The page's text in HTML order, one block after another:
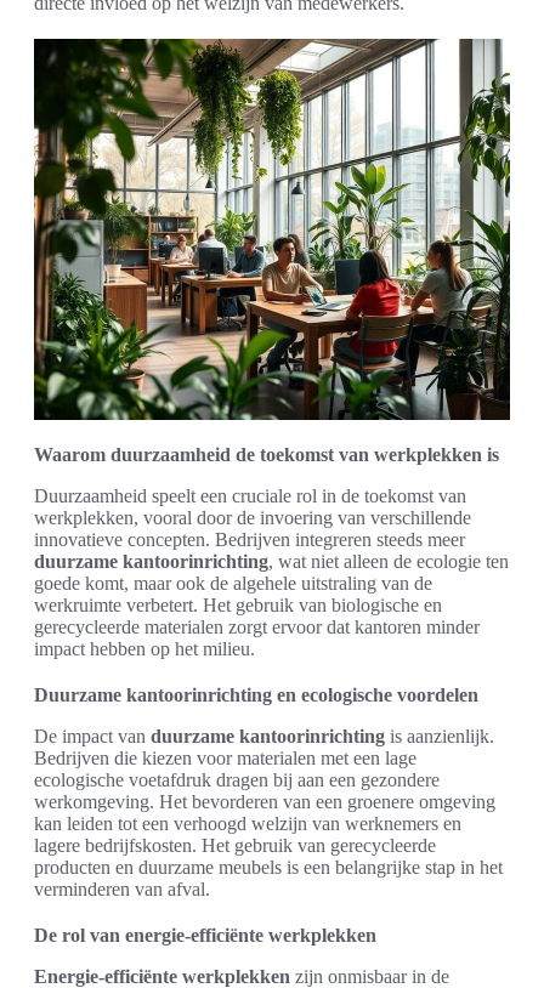
Waarom duurzaamheid de toekomst van werkplekken is
Duurzaamheid speelt een cruciale rol in de toekomst van
werkplekken, vooral door de invoering van verschillende
innovatieve concepten. Bedrijven integreren steeds meer
duurzame kantoorinrichting, wat niet alleen de ecologie ten
goede komt, maar ook de algehele uitstraling van de
werkruimte verbetert. Het gebruik van biologische en
gerecycleerde materialen zorgt ervoor dat kantoren minder
impact hebben op het milieu.
Duurzame kantoorinrichting en ecologische voordelen
De impact van duurzame kantoorinrichting is aanzienlijk.
Bedrijven die kiezen voor materialen met een lage
ecologische voetafdruk dragen bij aan een gezondere
werkomgeving. Het bevorderen van een groenere omgeving
kan leiden tot een verhoogd welzijn van werknemers en
lagere bedrijfskosten. Het gebruik van gerecycleerde
producten en duurzame meubels is een belangrijke stap in het
verminderen van afval.
De rol van energie-efficiënte werkplekken
Energie-efficiënte werkplekken zijn onmisbaar in de